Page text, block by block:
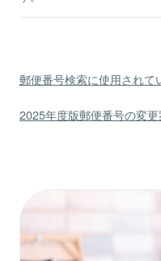
郵便番号検索に使用されて
2025年度版郵便番号の変更